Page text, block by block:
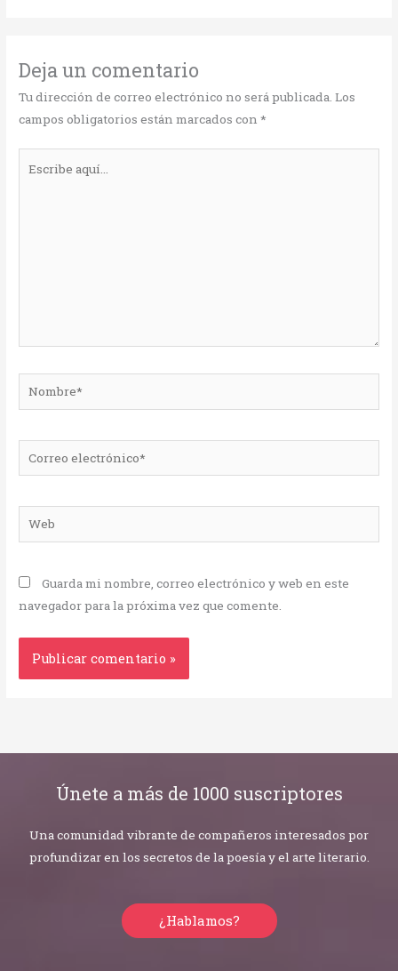
Deja un comentario
Tu dirección de correo electrónico no será publicada. Los
campos obligatorios están marcados con*
Nombre*
electrónico*
Guarda mi nombre, correo electrónico y web en este
navegador para la próxima vez que comente.
Únete a más de 1000 suscriptores
Una comunidad vibrante de compañeros interesados por
profundizar en los secretos de la poesía y el arte literario.
¿Hablamos?